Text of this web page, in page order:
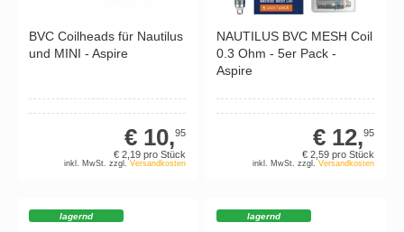
BVC Coilheads für Nautilus
und MINI - Aspire
€ 10,95
€ 2, 19 pro Stück
inkl. MwSt. zzgl.Versandkosten
NAUTILUS BVC MESH Coil
0.3 Ohm - 5er Pack -
Aspire
€ 12,95
€ 2, 59 pro Stück
inkl. MwSt. zzgl. Versandkosten
lagernd lagernd